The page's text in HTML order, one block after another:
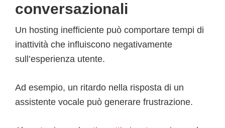
conversazionali
Un hosting inefficiente può comportare tempi di
inattività che influiscono negativamente
sull’esperienza utente.
Ad esempio, un ritardo nella risposta di un
assistente vocale può generare frustrazione.